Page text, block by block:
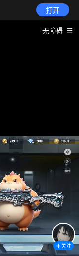
打开
无障碍
关注